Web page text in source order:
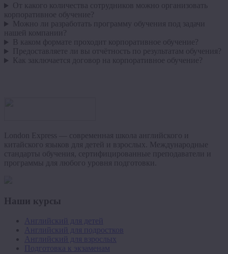
От какого количества сотрудников можно организовать
корпоративное обучение?
Можно ли разработать программу обучения под задачи
нашей компании?
В каком формате проходит корпоративное обучение?
Предоставляете ли вы отчётность по результатам обучения?
Как заключается договор на корпоративное обучение?
London Express — современная школа английского и
китайского языков для детей и взрослых. Международные
стандарты обучения, сертифицированные преподаватели и
программы для любого уровня подготовки.
Наши курсы
Английский для детей
Английский для подростков
Английский для взрослых
Подготовка к экзаменам